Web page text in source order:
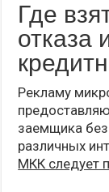
Где
отказа
Рекламу
заемщика
различных
МКК следует